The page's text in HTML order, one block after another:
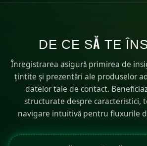
DE CE SĂ TE
Înregistrarea asigură primirea de
țintite și prezentări ale produselor
datelor tale de contact.
structurate despre caracteristici,
navigare intuitivă pentru fluxurile